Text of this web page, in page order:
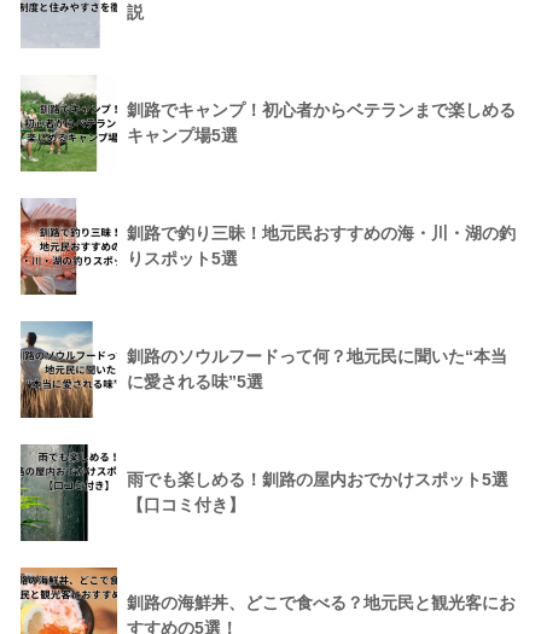
説
釧路でキャンプ！初心者からベテランまで楽しめる
キャンプ場5選
釧路で釣り三昧！地元民おすすめの海・川・湖の釣
りスポット5選
釧路のソウルフードって何？地元民に聞いた“本当
に愛される味”5選
雨でも楽しめる！釧路の屋内おでかけスポット5選
【口コミ付き】
釧路の海鮮丼、どこで食べる？地元民と観光客にお
すすめの5選！